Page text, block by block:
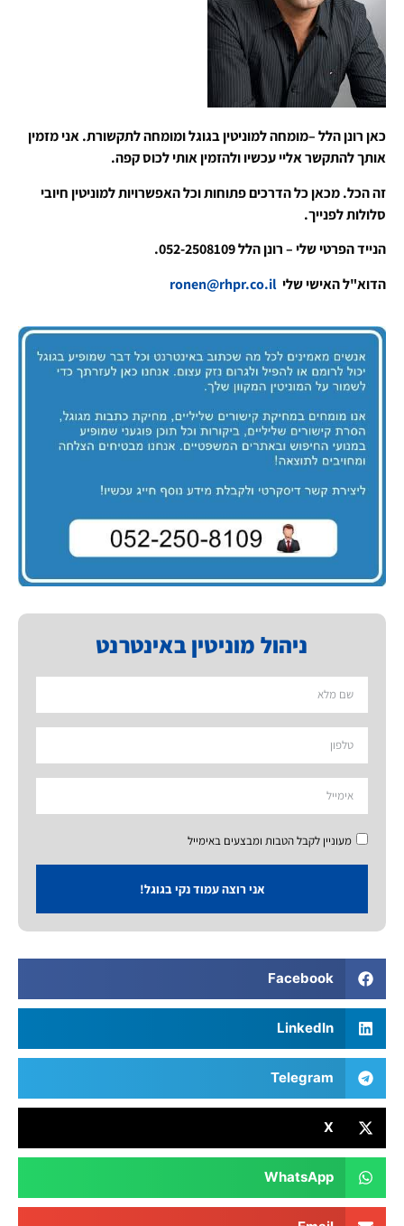
כאן רונן הלל –מומחה למוניטין בגוגל ומומחה לתקשורת. אני מזמין
אותך להתקשר אליי עכשיו ולהזמין אותי לכוס קפה.
זה הכל. מכאן כל הדרכים פתוחות וכל האפשרויות למוניטין חיובי
סלולות לפנייך.
הנייד הפרטי שלי – רונן הלל 052-2508109.
הדוא"ל האישי שלי
ניהול מוניטין באינטרנט
מעוניין לקבל הטבות ומבצעים באימייל
אני רוצה עמוד נקי בגוגל!
Facebook
LinkedIn
Telegram
X
WhatsApp